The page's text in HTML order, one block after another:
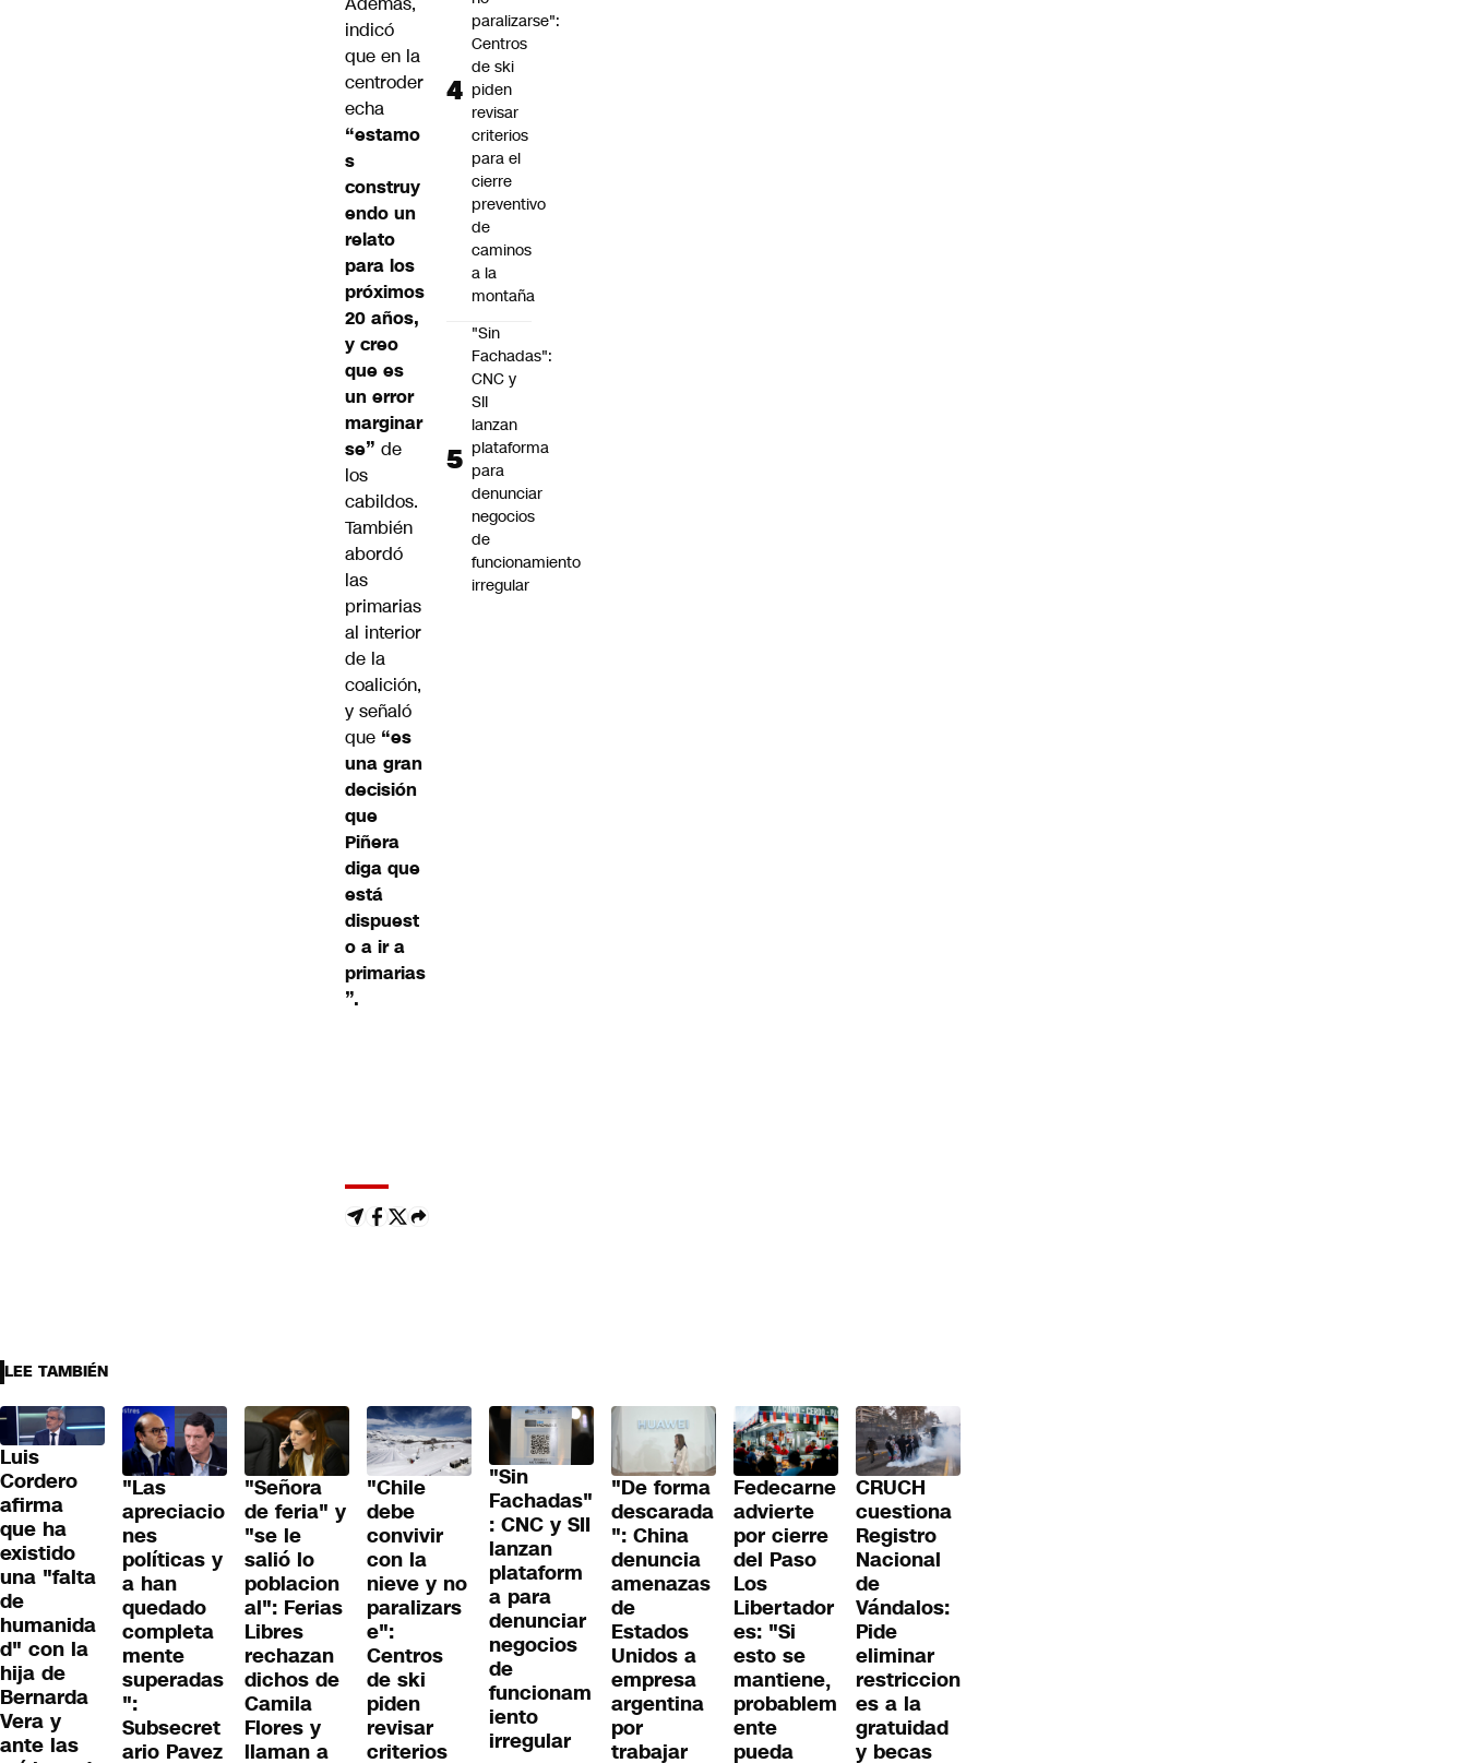
indicó
que en la
centroder
echa
“estamo
s
construy
endo un
relato
para los
próximos
20 años,
y creo
que es
un error
marginar
se” de
los
cabildos.
También
abordó
las
primarias
al interior
de la
coalición,
y señaló
que “es
una gran
decisión
que
Piñera
diga que
está
dispuest
o a ir a
primarias
”.
paralizarse":
Centros
de ski
piden
revisar
criterios
para el
cierre
preventivo
de
caminos
a la
montaña
"Sin
Fachadas":
CNC y
SII
lanzan
plataforma
para
denunciar
negocios
de
funcionamiento
irregular
LEE TAMBIÉN
Luis
Cordero
afirma
que ha
existido
una "falta
de
humanida
d" con la
hija de
Bernarda
Vera y
ante las
"Las
apreciacio
nes
políticas y
a han
quedado
completa
mente
superadas
":
Subsecret
ario Pavez
"Señora
de feria" y
"se le
salió lo
poblacion
al": Ferias
Libres
rechazan
dichos de
Camila
Flores y
llaman a
"Chile
debe
convivir
con la
nieve y no
paralizars
e":
Centros
de ski
piden
revisar
criterios
"Sin
Fachadas"
: CNC y SII
lanzan
plataform
a para
denunciar
negocios
de
funcionam
iento
irregular
"De forma
descarada
": China
denuncia
amenazas
de
Estados
Unidos a
empresa
argentina
por
trabajar
Fedecarne
advierte
por cierre
del Paso
Los
Libertador
es: "Si
esto se
mantiene,
probablem
ente
pueda
CRUCH
cuestiona
Registro
Nacional
de
Vándalos:
Pide
eliminar
restriccion
es a la
gratuidad
y becas